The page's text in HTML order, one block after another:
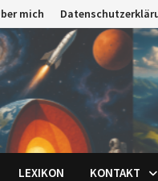
mich
LEXIKON KONTAKT